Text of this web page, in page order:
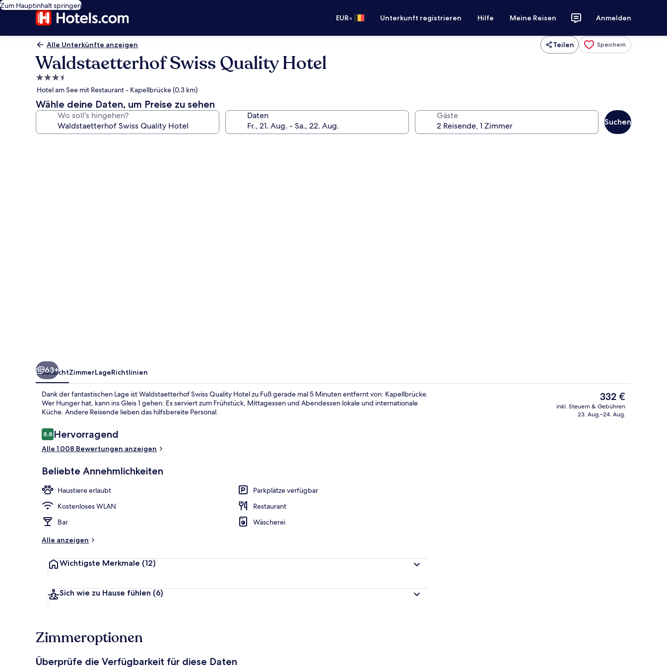
Zum Hauptinhalt springen
EUR• Unterkunft registrieren Hilfe Meine Reisen Anmelden
Alle Unterkünfte anzeigen Teilen Speichern
Waldstaetterhof Swiss Quality Hotel
3.5-
Sterne-
Unterkunft
Hotel am See mit Restaurant - Kapellbrücke (0,3 km)
Wähle deine Daten, um Preise zu sehen
Wo soll’s hingehen? Daten Gäste
Suchen
Zimmersafe, Schreibtisch,
63+
ÜbersichtZimmerLageRichtlinien
Dank der fantastischen Lage ist Waldstaetterhof Swiss Quality Hotel zu Fuß gerade mal 5 Minuten entfernt von: Kapellbrücke.
Wer Hunger hat, kann ins Gleis 1 gehen: Es serviert zum Frühstück, Mittagessen und Abendessen lokale und internationale
Küche. Andere Reisende lieben das hilfsbereite Personal.
Bewertungen
8,88,8 von 10.
Hervorragend
Alle 1.008 Bewertungen anzeigen
Beliebte Annehmlichkeiten
Haustiere erlaubt
Parkplätze verfügbar
Kostenloses WLAN
Restaurant
Bar
Wäscherei
Alle anzeigen
Wichtigste Merkmale (12)
Sich wie zu Hause fühlen (6)
Der
aktuelle
Preis
332 €
inkl. Steuern & Gebühren
23. Aug.–24. Aug.
Zimmeroptionen
Überprüfe die Verfügbarkeit für diese Daten